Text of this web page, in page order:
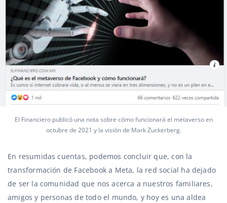
El Financiero publicó una nota sobre cómo funcionará el metaverso en
octubre de 2021 y la visión de Mark Zuckerberg.
En resumidas cuentas, podemos concluir que, con la
transformación de Facebook a Meta, la red social ha dejado
de ser la comunidad que nos acerca a nuestros familiares,
amigos y personas de todo el mundo, y hoy es una aldea